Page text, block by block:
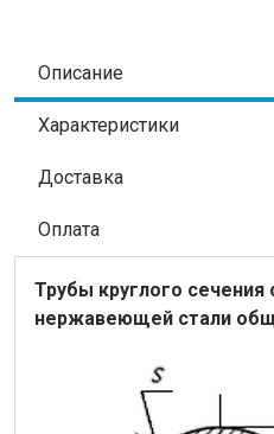
Описание
Характеристики
Доставка
Оплата
Трубы круглого сечения
нержавеющей стали